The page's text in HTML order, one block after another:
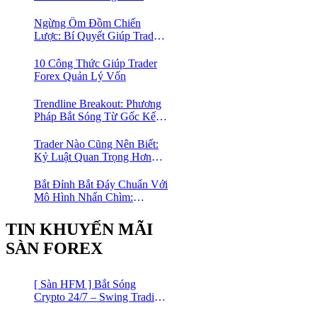
Lẻ Không Cần Thắng Nhiều
Lệnh
Ngừng Ôm Đồm Chiến
Lược: Bí Quyết Giúp Trader
Lần
10 Công Thức Giúp Trader
Forex Quản Lý Vốn
Trendline Breakout: Phương
Pháp Bắt Sóng Từ Gốc Kết
Cho Trader Forex
Trader Nào Cũng Nên Biết:
Kỷ Luật Quan Trọng Hơn
Bắt Đỉnh Bắt Đáy Chuẩn Với
Mô Hình Nhấn Chìm:
Forex Đơn Giản Cho Mọi
Trader
TIN KHUYẾN MÃI
SÀN FOREX
[ Sàn HFM ] Bắt Sóng
Crypto 24/7 – Swing Trading